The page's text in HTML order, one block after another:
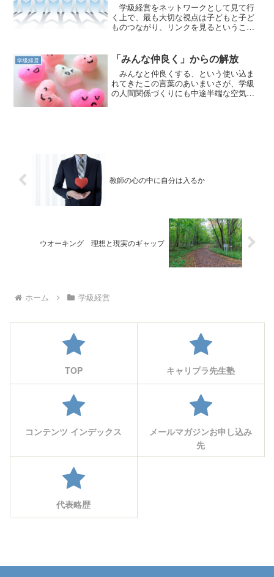
学級経営をネットワークとして見て行
く上で、最も大切な視点は子どもと子ど
ものつながり、リンクを見るということ
学級経営 「みんな仲良く」からの解放
みんなと仲良くする、という使い込ま
れてきたこの言葉のあいまいさが、学級
の人間関係づくりにも中途半端な空気を
教師の心の中に自分は入るか
ウオーキング 理想と現実のギャップ
ホーム 学級経営
TOP キャリプラ先生塾
コンテンツ インデックス
メールマガジンお申し込み
先
代表略歴